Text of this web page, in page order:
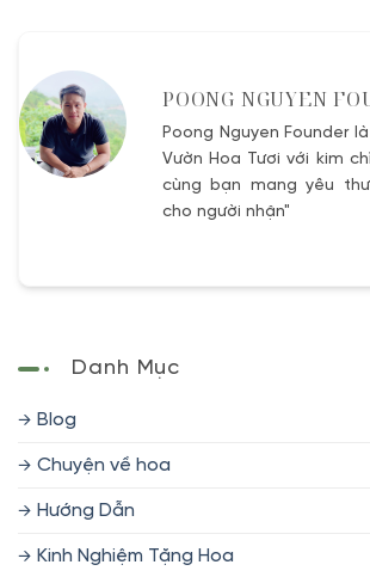
POONG NGUYEN
Poong Nguyen Founder
Vườn Hoa Tươi với kim
cùng bạn mang yêu
cho người nhận"
Danh Mục
Blog
Chuyện về hoa
Hướng Dẫn
Kinh Nghiệm Tặng Hoa